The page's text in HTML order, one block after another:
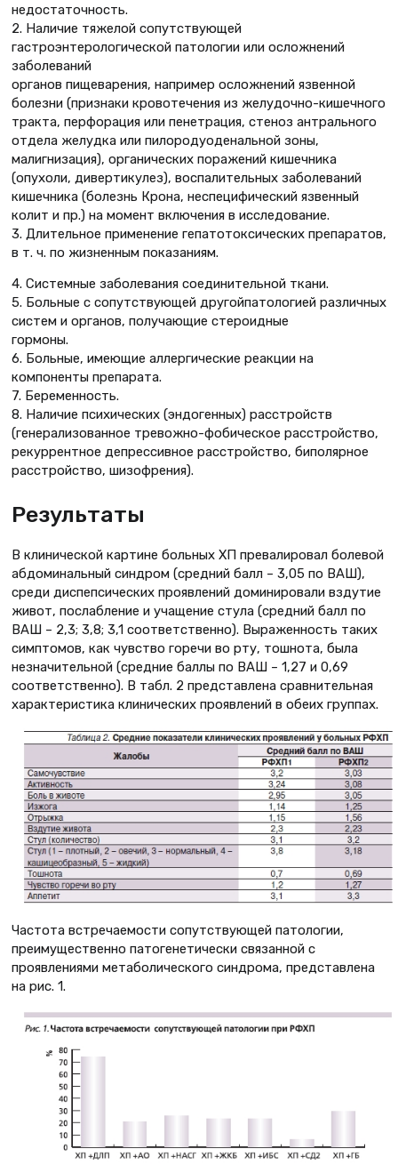
недостаточность.
2. Наличие тяжелой сопутствующей
гастроэнтерологической патологии или осложнений
заболеваний
органов пищеварения, например осложнений язвенной
болезни (признаки кровотечения из желудочно-кишечного
тракта, перфорация или пенетрация, стеноз антрального
отдела желудка или пилородуоденальной зоны,
малигнизация), органических поражений кишечника
(опухоли, дивертикулез), воспалительных заболеваний
кишечника (болезнь Крона, неспецифический язвенный
колит и пр.) на момент включения в исследование.
3. Длительное применение гепатотоксических препаратов,
в т. ч. по жизненным показаниям.
4. Системные заболевания соединительной ткани.
5. Больные с сопутствующей другойпатологией различных
систем и органов, получающие стероидные
гормоны.
6. Больные, имеющие аллергические реакции на
компоненты препарата.
7. Беременность.
8. Наличие психических (эндогенных) расстройств
(генерализованное тревожно-фобическое расстройство,
рекуррентное депрессивное расстройство, биполярное
расстройство, шизофрения).
Результаты
В клинической картине больных ХП превалировал болевой
абдоминальный синдром (средний балл – 3,05 по ВАШ),
среди диспепсических проявлений доминировали вздутие
живот, послабление и учащение стула (средний балл по
ВАШ – 2,3; 3,8; 3,1 соответственно). Выраженность таких
симптомов, как чувство горечи во рту, тошнота, была
незначительной (средние баллы по ВАШ – 1,27 и 0,69
соответственно). В табл. 2 представлена сравнительная
характеристика клинических проявлений в обеих группах.
Частота встречаемости сопутствующей патологии,
преимущественно патогенетически связанной с
проявлениями метаболического синдрома, представлена
на рис. 1.